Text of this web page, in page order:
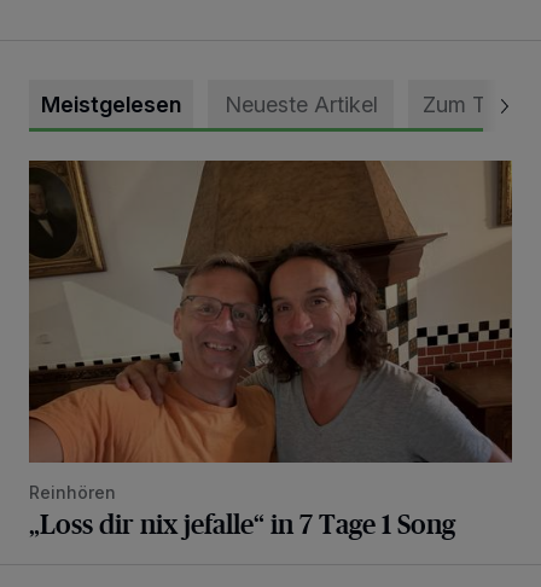
Meistgelesen Neueste Artikel Zum Thema
„Loss dir nix jefalle“ in 7 Tage 1 Song
Reinhören
„Loss dir nix jefalle“ in 7 Tage 1 Song